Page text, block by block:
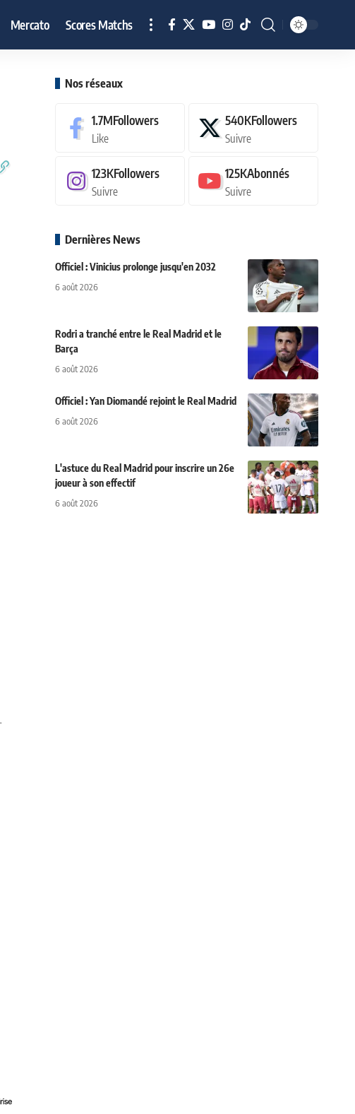
Mercato Scores Matchs
Nos réseaux
1.7MFollowers
Like
540KFollowers
Suivre
123KFollowers
Suivre
125KAbonnés
Suivre
Dernières News
Officiel : Vinicius prolonge jusqu'en 2032
6 août 2026
Rodri a tranché entre le Real Madrid et le
Barça
6 août 2026
Officiel : Yan Diomandé rejoint le Real Madrid
6 août 2026
L'astuce du Real Madrid pour inscrire un 26e
joueur à son effectif
6 août 2026